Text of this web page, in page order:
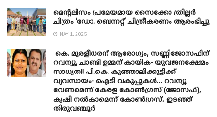
മെന്‍റലിസം പ്രമേയമായ സൈക്കോ ത്രില്ലർ
ചിത്രം ‘ഡോ. ബെന്നറ്റ്’ ചിത്രീകരണം ആരംഭിച്ചു
MAY 1, 2025
കെ. മുരളീധരന് ആരോഗ്യം, സണ്ണിജോസഫിന്
റവന്യൂ, ചാണ്ടി ഉമ്മന് കായിക- യുവജനക്ഷേമം
സാധ്യത!! പി.കെ. കുഞ്ഞാലിക്കുട്ടിക്ക്
വ്യവസായം- ഐടി വകുപ്പുകൾ… റവന്യൂ
വേണമെന്ന് കേരള കോൺഗ്രസ് (ജോസഫ്),
കൃഷി നൽകാമെന്ന് കോൺഗ്രസ്, ഇടഞ്ഞ്
തിരുവഞ്ചൂർ